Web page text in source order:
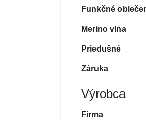
Funkčné
Merino vlna
Priedušné
Záruka
Výrobca
Firma